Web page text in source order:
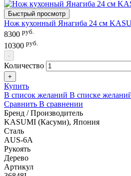
Быстрый просмотр
Нож кухонный Янагиба 24 см
8300 руб.
10300 руб.
-
Количество
+
Купить
В список желаний В списке
Сравнить В сравнении
Бренд / Производитель
KASUMI (Касуми), Япония
Сталь
AUS-6A
Рукоять
Дерево
Артикул